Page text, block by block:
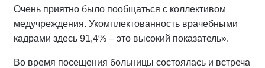
Очень приятно было пообщаться с коллективом
медучреждения. Укомплектованность врачебными
кадрами здесь 91,4% – это высокий показатель».
Во время посещения больницы состоялась и встреча